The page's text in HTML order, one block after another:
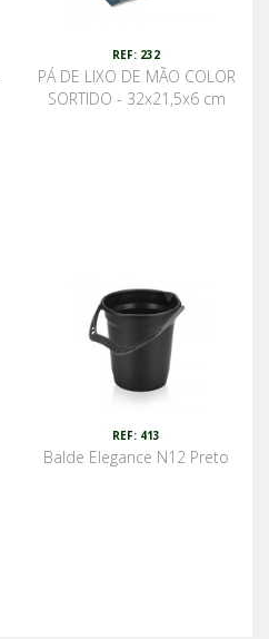
REF: 232
PÁ DE LIXO DE MÃO COLOR
SORTIDO - 32x21,5x6 cm
REF: 413
Balde Elegance N12 Preto